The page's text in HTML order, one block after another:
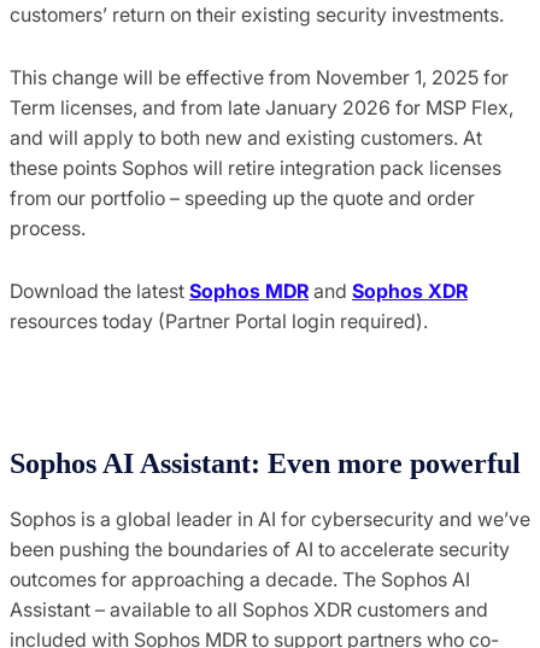
customers’ return on their existing security investments.
This change will be effective from November 1, 2025 for
Term licenses, and from late January 2026 for MSP Flex,
and will apply to both new and existing customers. At
these points Sophos will retire integration pack licenses
from our portfolio – speeding up the quote and order
process.
Download the latest Sophos MDR and Sophos XDR
resources today (Partner Portal login required).
Sophos AI Assistant: Even more powerful
Sophos is a global leader in AI for cybersecurity and we’ve
been pushing the boundaries of AI to accelerate security
outcomes for approaching a decade. The Sophos AI
Assistant – available to all Sophos XDR customers and
included with Sophos MDR to support partners who co-